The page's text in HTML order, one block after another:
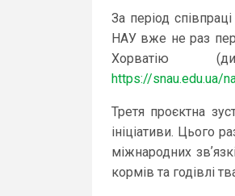
За період
НАУ вже не раз
https://snau.edu.ua/
Третя проєктна
ініціативи. Цього
міжнародних
кормів та годівлі